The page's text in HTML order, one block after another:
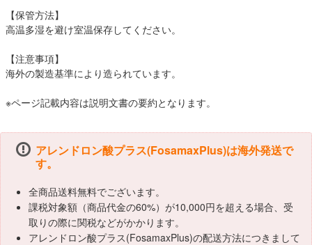
【保管方法】
高温多湿を避け室温保存してください。
【注意事項】
海外の製造基準により造られています。
※ページ記載内容は説明文書の要約となります。
アレンドロン酸プラス(FosamaxPlus)は海外発送で
す。
全商品送料無料でございます。
課税対象額（商品代金の60%）が10,000円を超える場合、受
取りの際に関税などがかかります。
アレンドロン酸プラス(FosamaxPlus)の配送方法につきまして